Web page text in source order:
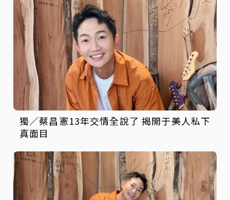
獨／蔡昌憲13年交情全說了 揭開于美人私下
真面目